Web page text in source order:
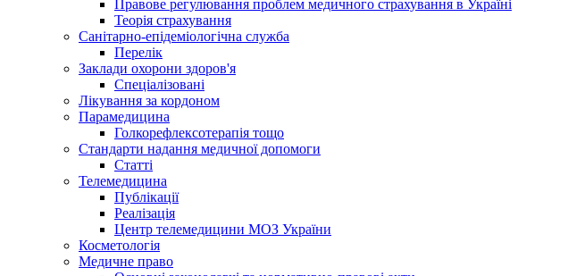
Правове регулювання проблем медичного страхування в Україні
Теорія страхування
Санітарно-епідеміологічна служба
Перелік
Заклади охорони здоров'я
Спеціалізовані
Лікування за кордоном
Парамедицина
Голкорефлексотерапія тощо
Стандарти надання медичної допомоги
Статті
Телемедицина
Публікації
Реалізація
Центр телемедицини МОЗ України
Косметологія
Медичне право